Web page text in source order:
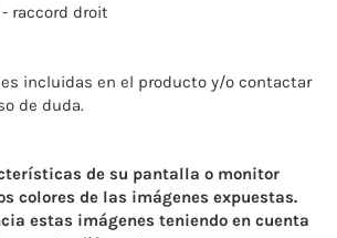
- raccord droit
incluidas en el producto y/o contactar
de duda.
de su pantalla o monitor
colores de las imágenes expuestas.
estas imágenes teniendo en cuenta